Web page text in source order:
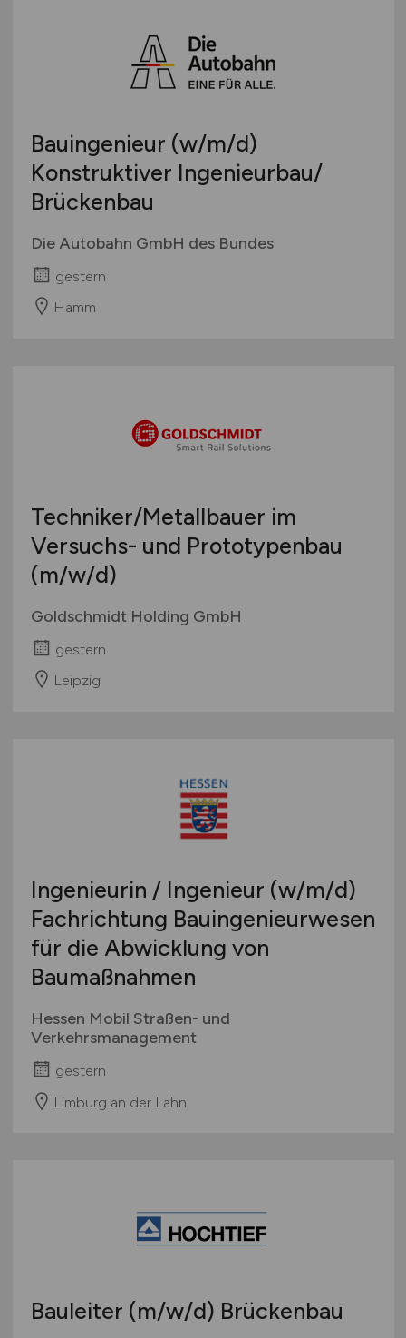
Bauingenieur (w/m/d)
Konstruktiver Ingenieurbau/
Brückenbau
Die Autobahn GmbH des Bundes
gestern
Hamm
Techniker/Metallbauer im
Versuchs- und Prototypenbau
(m/w/d)
Goldschmidt Holding GmbH
gestern
Leipzig
Ingenieurin / Ingenieur (w/m/d)
Fachrichtung Bauingenieurwesen
für die Abwicklung von
Baumaßnahmen
Hessen Mobil Straßen- und
Verkehrsmanagement
gestern
Limburg an der Lahn
Bauleiter (m/w/d) Brückenbau